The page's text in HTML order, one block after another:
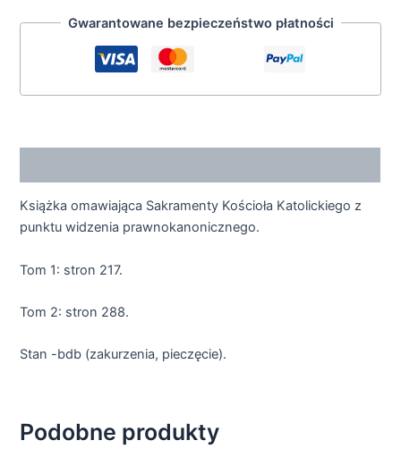
Gwarantowane bezpieczeństwo płatności
Książka omawiająca Sakramenty Kościoła Katolickiego z
punktu widzenia prawnokanonicznego.
Tom 1: stron 217.
Tom 2: stron 288.
Stan -bdb (zakurzenia, pieczęcie).
Podobne produkty